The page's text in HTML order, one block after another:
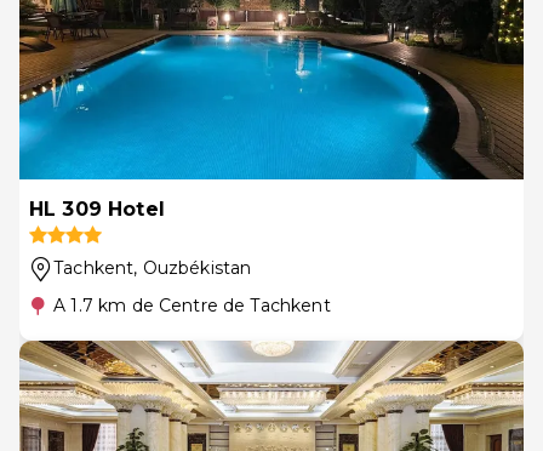
HL 309 Hotel
Tachkent, Ouzbékistan
A 1.7 km de Centre de Tachkent